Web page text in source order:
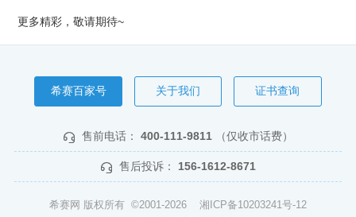
更多精彩，敬请期待~
希赛百家号 关于我们 证书查询
售前电话： 400-111-9811 （仅收市话费）
售后投诉： 156-1612-8671
希赛网 版权所有 ©2001-2026 湘ICP备10203241号-12